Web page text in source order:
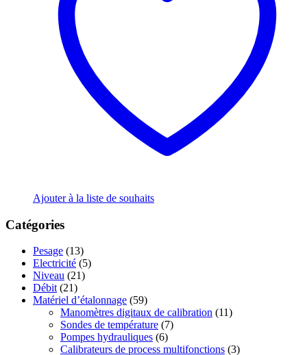
Ajouter à la liste de souhaits
Catégories
Pesage (13)
Electricité (5)
Niveau (21)
Débit (21)
Matériel d’étalonnage (59)
Manomètres digitaux de calibration (11)
Sondes de température (7)
Pompes hydrauliques (6)
Calibrateurs de process multifonctions (3)